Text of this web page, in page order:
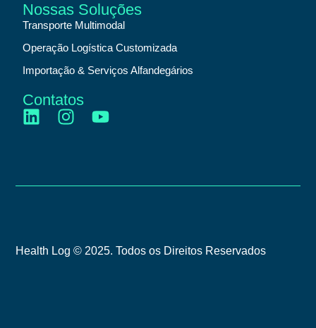
Nossas Soluções
Transporte Multimodal
Operação Logística Customizada
Importação & Serviços Alfandegários
Contatos
Health Log © 2025. Todos os Direitos Reservados